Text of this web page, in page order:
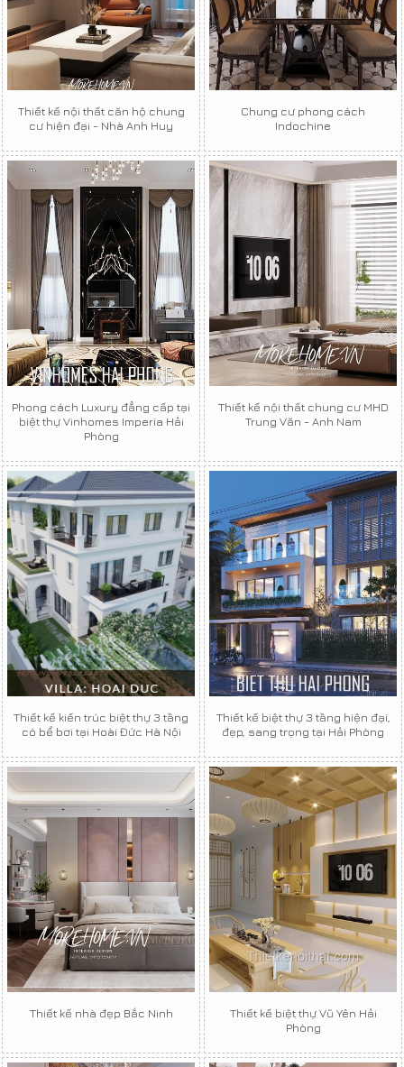
Thiết kế nội thất căn hộ chung
cư hiện đại - Nhà Anh Huy
Chung cư phong cách
Indochine
Phong cách Luxury đẳng cấp tại
biệt thự Vinhomes Imperia Hải
Phòng
Thiết kế nội thất chung cư MHD
Trung Văn - Anh Nam
Thiết kế kiến trúc biệt thự 3 tầng
có bể bơi tại Hoài Đức Hà Nội
Thiết kế biệt thự 3 tầng hiện đại,
đẹp, sang trọng tại Hải Phòng
Thiết kế nhà đẹp Bắc Ninh
Thiết kế biệt thự Vũ Yên Hải
Phòng